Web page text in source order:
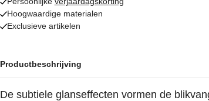
Hoogwaardige materialen
Exclusieve artikelen
Productbeschrijving
De subtiele glanseffecten vormen de